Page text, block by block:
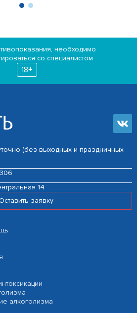
необходимо
со специалистом
18+
(без выходных и праздничных
14
заявку
алкоголизма